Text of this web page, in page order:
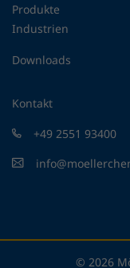
Produkte
Industrien
Downloads
Kontakt
+49 2551 93400
© 2026